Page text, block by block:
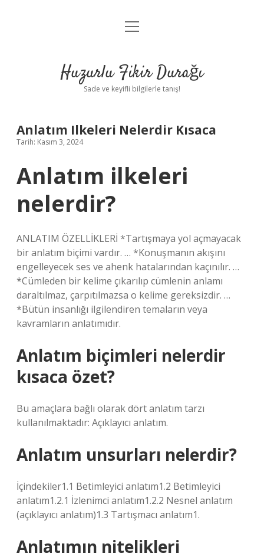
Anasayfa
Yasal Uyarı
menüyü
Huzurlu Fikir Durağı
Sade ve keyifli bilgilerle tanış!
Anlatım Ilkeleri Nelerdir Kısaca
Tarih: Kasım 3, 2024
Anlatım ilkeleri
nelerdir?
ANLATIM ÖZELLİKLERİ *Tartışmaya yol açmayacak
bir anlatım biçimi vardır. … *Konuşmanın akışını
engelleyecek ses ve ahenk hatalarından kaçınılır. …
*Cümleden bir kelime çıkarılıp cümlenin anlamı
daraltılmaz, çarpıtılmazsa o kelime gereksizdir. …
*Bütün insanlığı ilgilendiren temaların veya
kavramların anlatımıdır.
Anlatım biçimleri nelerdir
kısaca özet?
Bu amaçlara bağlı olarak dört anlatım tarzı
kullanılmaktadır: Açıklayıcı anlatım.
Anlatım unsurları nelerdir?
İçindekiler1.1 Betimleyici anlatım1.2 Betimleyici
anlatım1.2.1 İzlenimci anlatım1.2.2 Nesnel anlatım
(açıklayıcı anlatım)1.3 Tartışmacı anlatım1.
Anlatımın nitelikleri